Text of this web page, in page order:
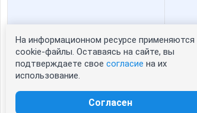
Статистика портрета:
сейчас просматривают портрет - 0
зарегистрированные пользователи
На информационном ресурсе применяются
cookie-файлы. Оставаясь на сайте, вы
подтверждаете свое согласие на их
использование.
Согласен